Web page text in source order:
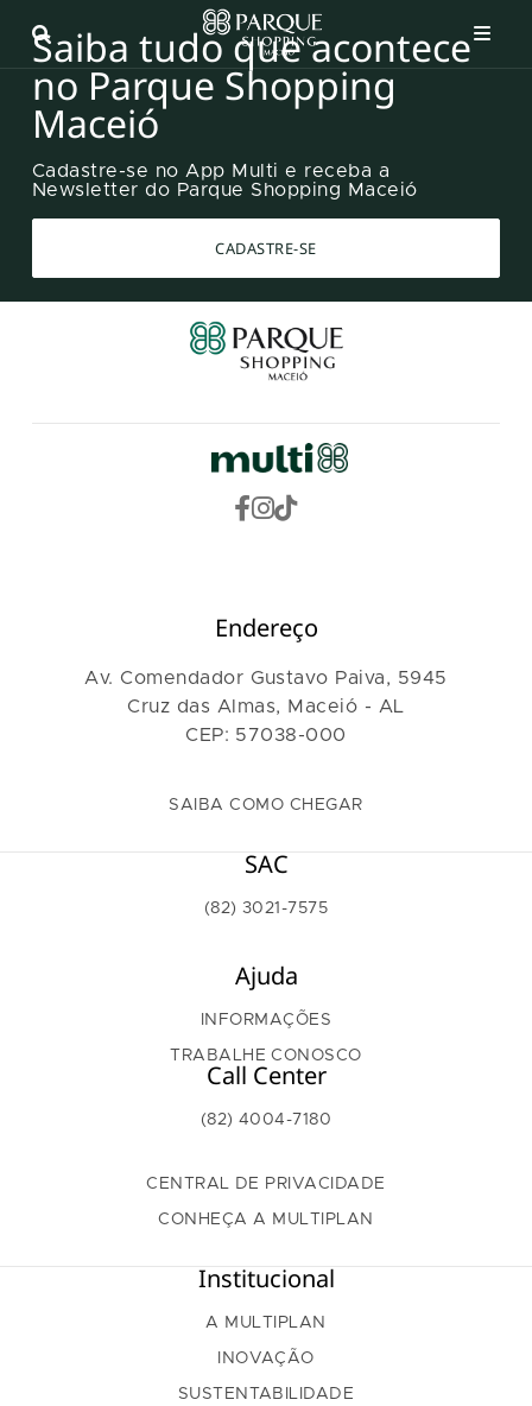
Saiba tudo que acontece
no Parque Shopping
Maceió
Cadastre-se no App Multi e receba a
Newsletter do Parque Shopping Maceió
CADASTRE-SE
Endereço
Av. Comendador Gustavo Paiva, 5945
Cruz das Almas, Maceió - AL
CEP: 57038-000
SAIBA COMO CHEGAR
SAC
(82) 3021-7575
Ajuda
INFORMAÇÕES
TRABALHE CONOSCO
Call Center
(82) 4004-7180
CENTRAL DE PRIVACIDADE
CONHEÇA A MULTIPLAN
Institucional
A MULTIPLAN
INOVAÇÃO
SUSTENTABILIDADE